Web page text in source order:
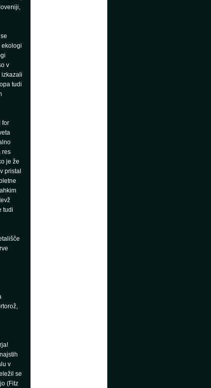
ekologi
v
izkazali
tudi
for
res
je že
pristal
tudi
v
se
(Fitz